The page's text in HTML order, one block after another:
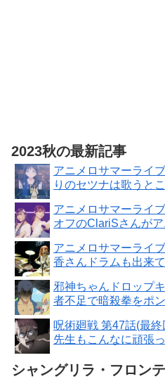
2023秋の最新記事
アニメロサマーライ
りのセツナは歌うと
アニメロサマーライ
オフのClariSさんがア
アニメロサマーライ
香さんドラムも出来
邪神ちゃんドロップキック
者不足で暗殺拳をポ
呪術廻戦 第47話(最
先生もこんなに頑張
シャングリラ・フロン